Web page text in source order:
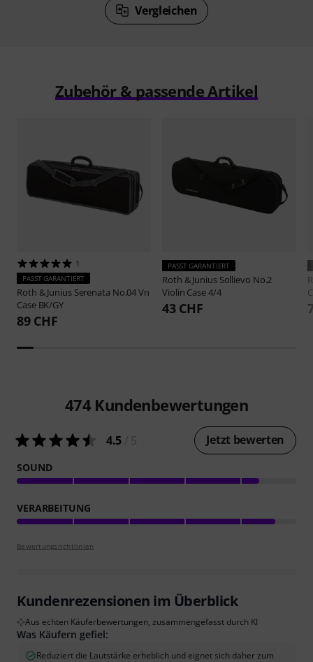
Vergleichen
Zubehör & passende Artikel
1
PASST GARANTIERT
Roth & Junius Serenata No.04 Vn
Case BK/GY
89 CHF
PASST GARANTIERT
Roth & Junius Sollievo No.2
Violin Case 4/4
43 CHF
474 Kundenbewertungen
4.5 Jetzt bewerten
SOUND
VERARBEITUNG
Bewertungsrichtlinien
Kundenrezensionen im Überblick
Aus echten Käuferbewertungen, zusammengefasst durch KI
Was Käufern gefiel:
Reduziert die Lautstärke erheblich und eignet sich daher zum